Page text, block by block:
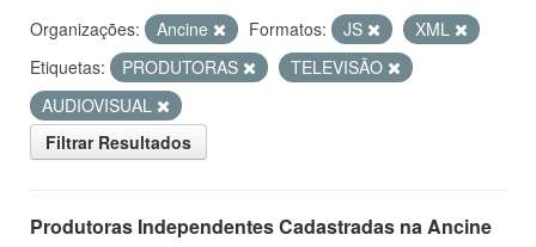
Organizações: Ancine Formatos: JS
XML
Etiquetas:
PRODUTORAS
TELEVISÃO
AUDIOVISUAL
Filtrar Resultados
Produtoras Independentes Cadastradas na Ancine